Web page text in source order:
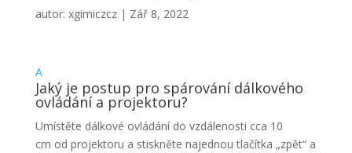
autor: xgimiczcz| Zář 8, 2022
A
Jaký je postup pro spárování dálkového
ovládání a projektoru?
Umístěte dálkové ovládání do vzdálenosti cca 10
cm od projektoru a stiskněte najednou tlačítka „zpět“ a